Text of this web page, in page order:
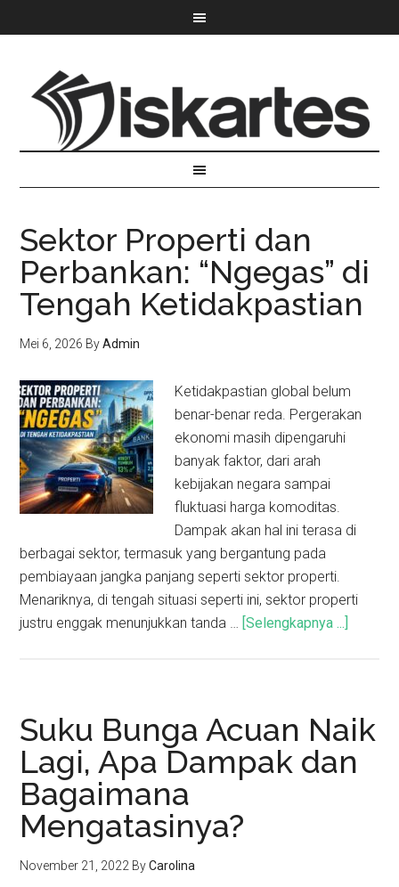
Sektor Properti dan
Perbankan: “Ngegas” di
Tengah Ketidakpastian
Mei 6, 2026 ByAdmin
Ketidakpastian global belum
benar-benar reda. Pergerakan
ekonomi masih dipengaruhi
banyak faktor, dari arah
kebijakan negara sampai
fluktuasi harga komoditas.
Dampak akan hal ini terasa di
berbagai sektor, termasuk yang bergantung pada
pembiayaan jangka panjang seperti sektor properti.
Menariknya, di tengah situasi seperti ini, sektor properti
justru enggak menunjukkan tanda … [Selengkapnya ...]
Suku Bunga Acuan Naik
Lagi, Apa Dampak dan
Bagaimana
Mengatasinya?
November 21, 2022 ByCarolina